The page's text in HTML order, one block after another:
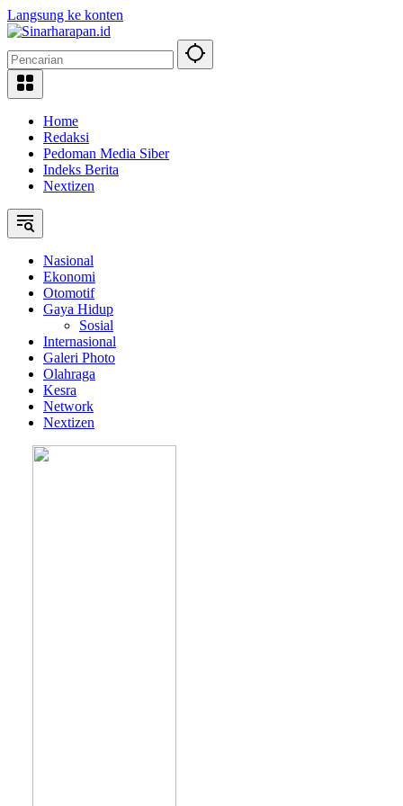
Langsung ke konten
Home
Redaksi
Pedoman Media Siber
Indeks Berita
Nextizen
Nasional
Ekonomi
Otomotif
Gaya Hidup
Sosial
Internasional
Galeri Photo
Olahraga
Kesra
Network
Nextizen